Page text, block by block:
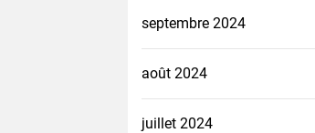
septembre 2024
août 2024
juillet 2024